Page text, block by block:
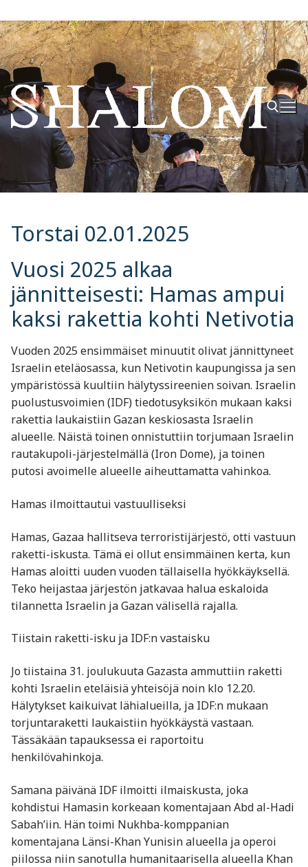
Hyppää
sisältöön
Hae:
Torstai 02.01.2025
Vuosi 2025 alkaa
jännitteisesti: Hamas ampui
kaksi rakettia kohti Netivotia
Vuoden 2025 ensimmäiset minuutit olivat jännittyneet
Israelin eteläosassa, kun Netivotin kaupungissa ja sen
ympäristössä kuultiin hälytyssireenien soivan. Israelin
puolustusvoimien (IDF) tiedotusyksikön mukaan kaksi
rakettia laukaistiin Gazan keskiosasta Israelin
alueelle. Näistä toinen onnistuttiin torjumaan Israelin
rautakupoli-järjestelmällä (Iron Dome), ja toinen
putosi avoimelle alueelle aiheuttamatta vahinkoa.
Hamas ilmoittautui vastuulliseksi
Hamas, Gazaa hallitseva terroristijärjestö, otti vastuun
raketti-iskusta. Tämä ei ollut ensimmäinen kerta, kun
Hamas aloitti uuden vuoden tällaisella hyökkäyksellä.
Teko heijastaa järjestön jatkavaa halua eskaloida
tilannetta Israelin ja Gazan välisellä rajalla.
Tiistain raketti-isku ja IDF:n vastaisku
Jo tiistaina 31. joulukuuta Gazasta ammuttiin raketti
kohti Israelin eteläisiä yhteisöjä noin klo 12.20.
Hälytykset kaikuivat lähialueilla, ja IDF:n mukaan
torjuntaraketti laukaistiin hyökkäystä vastaan.
Tässäkään tapauksessa ei raportoitu
henkilövahinkoja.
Samana päivänä IDF ilmoitti ilmaiskusta, joka
kohdistui Hamasin korkeaan komentajaan Abd al-Hadi
Sabah’iin. Hän toimi Nukhba-komppanian
komentajana Länsi-Khan Yunisin alueella ja operoi
piilossa niin sanotulla humanitaarisella alueella Khan